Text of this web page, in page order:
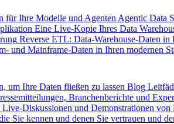
für Ihre Modelle und Agenten Agentic Data
Eine Live-Kopie Ihres Data
Reverse ETL: Data-Warehouse-Daten in
und Mainframe-Daten in Ihren modernen
um Ihre Daten fließen zu lassen Blog
Branchenberichte und
Live-Diskussionen und Demonstrationen von
Sie kennen und denen Sie vertrauen und